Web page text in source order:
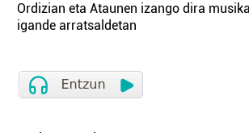
Ordizian eta Ataunen izango dira
igande arratsaldetan